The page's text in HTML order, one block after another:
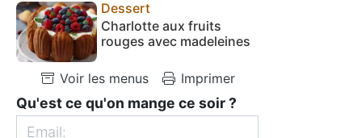
Dessert
Charlotte aux fruits
rouges avec madeleines
Voir les menus Imprimer
Qu'est ce qu'on mange ce soir ?